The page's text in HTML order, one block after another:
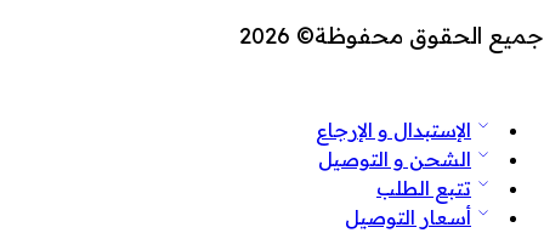
جميع الحقوق محفوظة© 2026
الإستبدال و الإرجاع
الشحن و التوصيل
تتبع الطلب
أسعار التوصيل